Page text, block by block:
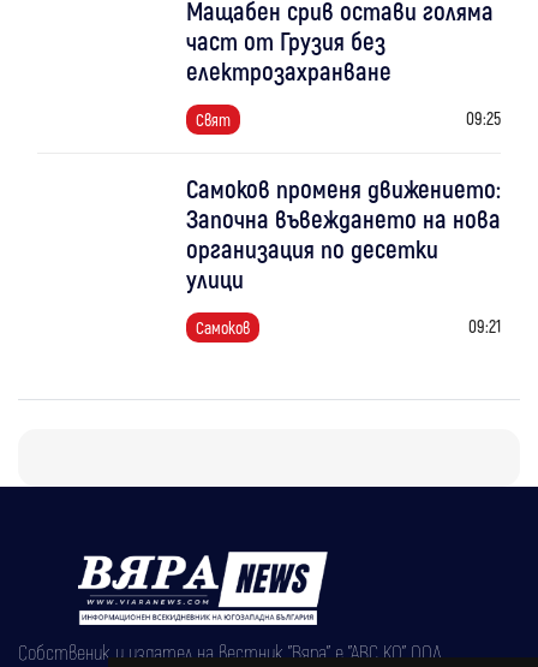
Мащабен срив остави голяма
част от Грузия без
електрозахранване
Свят 09:25
Самоков променя движението:
Започна въвеждането на нова
организация по десетки
улици
Самоков 09:21
Собственик и издател на вестник "Вяра" е "АВС КО" ООД,